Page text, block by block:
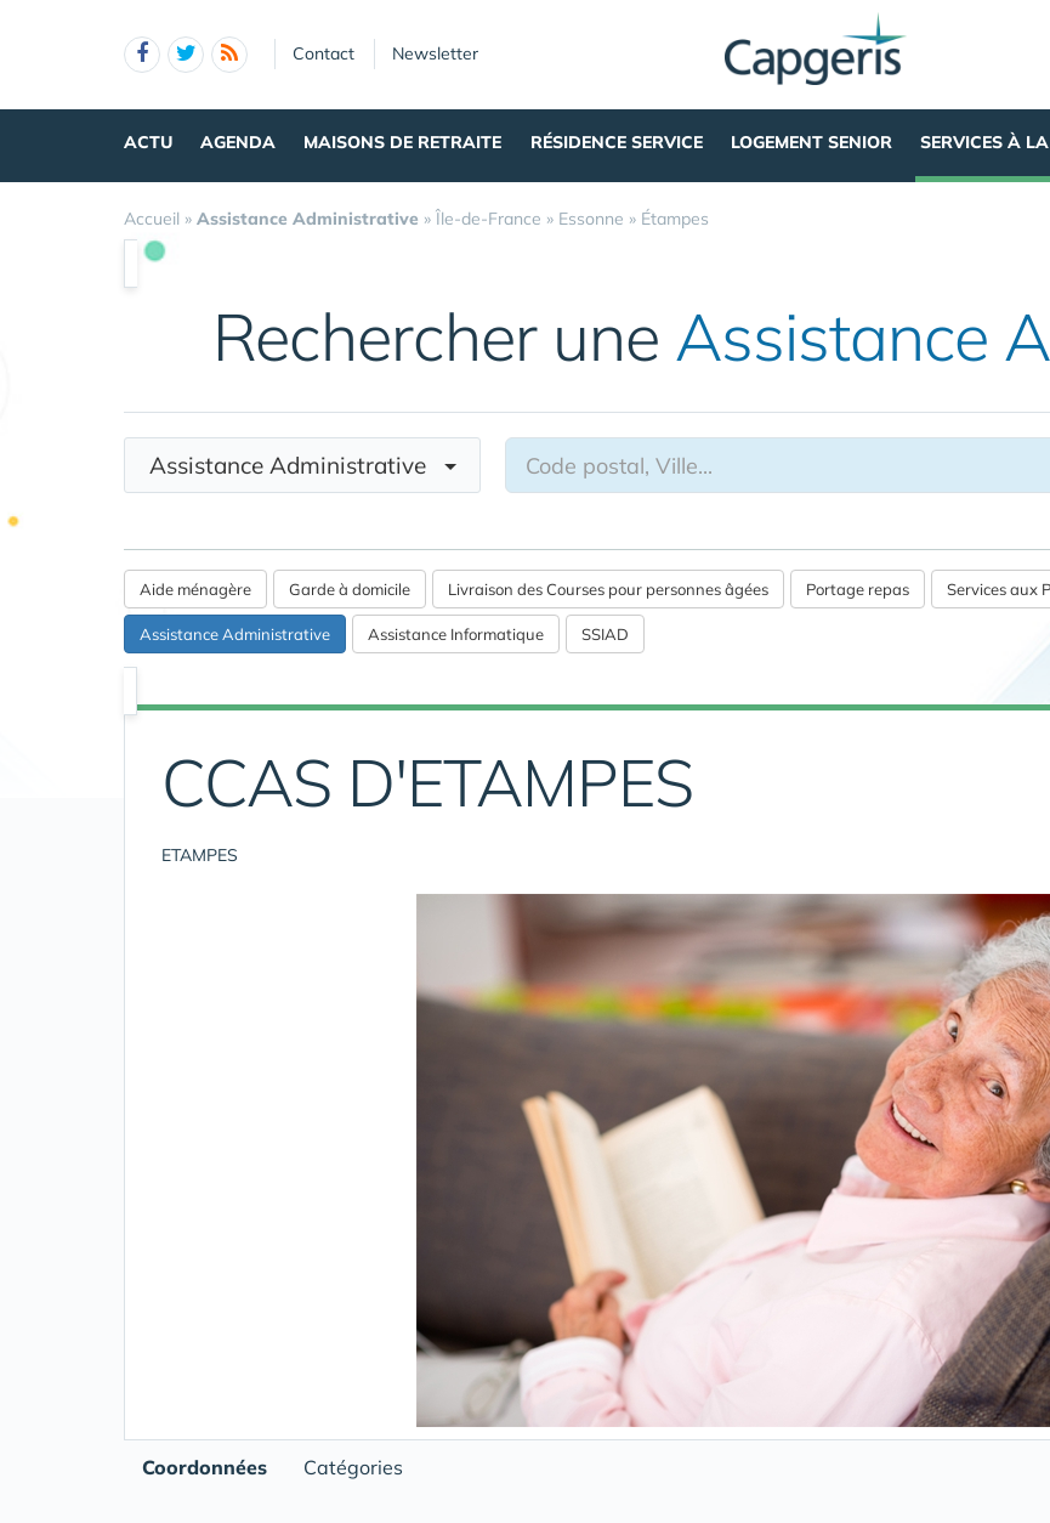
Contact Newsletter
ACTU AGENDA MAISONS DE RETRAITE RÉSIDENCE SERVICE LOGEMENT SENIOR SERVICES À
Accueil » Assistance Administrative » Île-de-France » Essonne » Étampes
Rechercher une Assistance
Assistance Administrative
Aide ménagère Garde à domicile Livraison des Courses pour personnes âgées Portage repas Services aux
Assistance Administrative Assistance Informatique SSIAD
CCAS D'ETAMPES
ETAMPES
Coordonnées Catégories